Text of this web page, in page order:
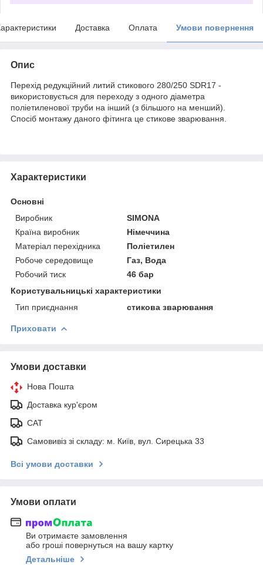
Доставка Оплата Умови повернення
Опис
Перехід редукційний литий стикового 280/250 SDR17 -
використовується для переходу з одного діаметра
поліетиленової труби на інший (з більшого на менший).
Спосіб монтажу даного фітинга це стикове зварювання.
Характеристики
Основні
Виробник
SIMONA
Країна виробник
Німеччина
Матеріал перехідника
Поліетилен
Робоче середовище
Газ, Вода
Робочий тиск
46 бар
Користувальницькі характеристики
Тип приєднання
стикова зварювання
Приховати
Умови доставки
Нова Пошта
Доставка кур'єром
САТ
Самовивіз зі складу: м. Київ, вул. Сирецька 33
Всі умови доставки
Умови оплати
Ви отримаєте замовлення
або гроші повернуться на вашу картку
Детальніше